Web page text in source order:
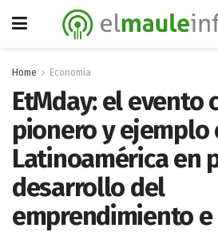
Home Economía
EtMday: el evento
pionero y ejemplo
Latinoamérica en
desarrollo del
emprendimiento